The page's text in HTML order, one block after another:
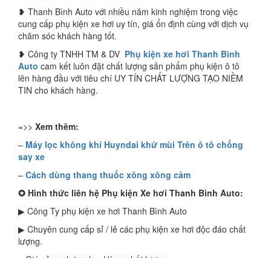
❥ Thanh Bình Auto với nhiều năm kinh nghiệm trong việc
cung cấp phụ kiện xe hơi uy tín, giá ổn định cùng với dịch vụ
chăm sóc khách hàng tốt.
❥ Công ty TNHH TM & DV Phụ kiện xe hơi Thanh Bình
Auto cam kết luôn đặt chất lượng sản phẩm phụ kiện ô tô
lên hàng đầu với tiêu chí UY TÍN CHẤT LƯỢNG TẠO NIỀM
TIN cho khách hàng.
=>> Xem thêm:
– Máy lọc không khí Huyndai khử mùi Trên ô tô chống
say xe
– Cách dùng thang thuốc xông xông cảm
✪ Hình thức liên hệ Phụ kiện Xe hơi Thanh Bình Auto:
▶ Công Ty phụ kiện xe hơi Thanh Bình Auto
▶ Chuyên cung cấp sỉ / lẻ các phụ kiện xe hơi độc đáo chất
lượng.